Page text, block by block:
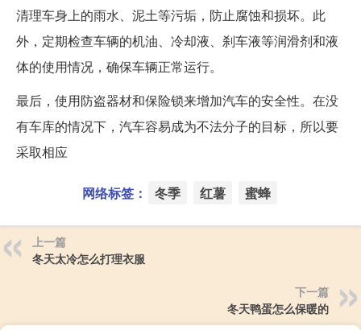
清理车身上的雨水、泥土等污垢，防止腐蚀和损坏。此
外，定期检查车辆的机油、冷却液、刹车液等润滑剂和液
体的使用情况，确保车辆正常运行。
最后，使用防盗器材和保险锁来增加汽车的安全性。在没
有车库的情况下，汽车容易成为不法分子的目标，所以要
采取相应
网络标签： 冬季 红薯 蜜蜂
上一篇
冬天太冷怎么打理衣服
下一篇
冬天鸭蛋怎么保暖的